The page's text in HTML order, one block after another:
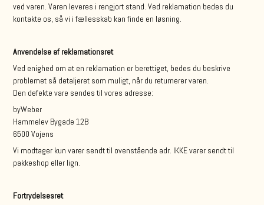
ved varen. Varen leveres i rengjort stand. Ved reklamation bedes du
kontakte os, så vi i fællesskab kan finde en løsning.
Anvendelse af reklamationsret
Ved enighed om at en reklamation er berettiget, bedes du beskrive
problemet så detaljeret som muligt, når du returnerer varen.
Den defekte vare sendes til vores adresse:
byWeber
Hammelev Bygade 12B
6500 Vojens
Vi modtager kun varer sendt til ovenstående adr. IKKE varer sendt til
pakkeshop eller lign.
Fortrydelsesret